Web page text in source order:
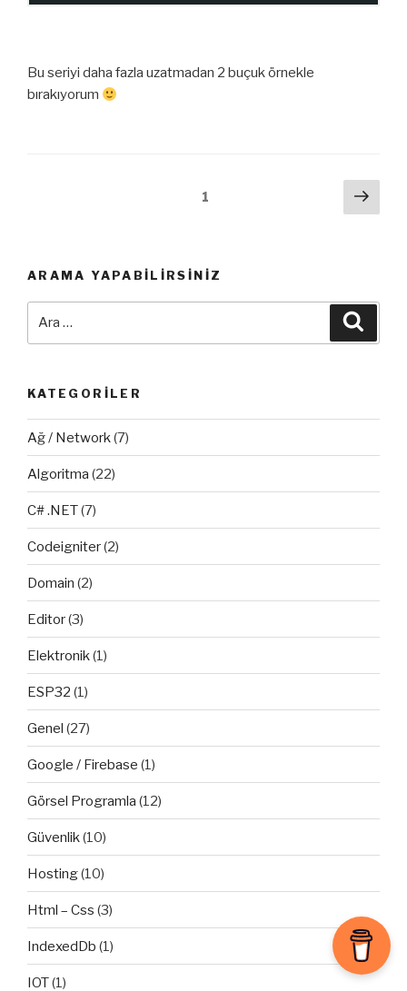
Bu seriyi daha fazla uzatmadan 2 buçuk örnekle
bırakıyorum
1
ARAMA YAPABILIRSINIZ
KATEGORILER
Ağ / Network(7)
Algoritma (22)
C# .NET(7)
Codeigniter(2)
Domain (2)
Editor(3)
Elektronik(1)
ESP32 (1)
Genel (27)
Google / Firebase (1)
Görsel Programla (12)
Güvenlik(10)
Hosting(10)
Html – Css (3)
IndexedDb (1)
IOT(1)